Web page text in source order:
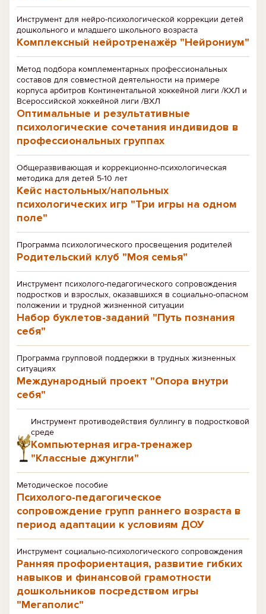
Инструмент для нейро-психологической коррекции детей
дошкольного и младшего школьного возраста
Комплексный нейротренажёр "Нейрониум"
Метод подбора комплементарных профессиональных
составов для совместной деятельности на примере
корпуса арбитров Континентальной хоккейной лиги /КХЛ и
Всероссийской хоккейной лиги /ВХЛ
Оптимальные и результативные
психологические сочетания индивидов в
профессиональных группах
Общеразвивающая и коррекционно-психологическая
методика для детей 5-10 лет
Кейс настольных/напольных
психологических игр "Три игры на одном
поле"
Программа психологического просвещения родителей
Родительский клуб "Моя семья"
Инструмент психолого-педагогического сопровождения
подростков и взрослых, оказавшихся в социально-опасном
положении и трудной жизненной ситуации
Набор буклетов-заданий "Путь познания
себя"
Программа групповой поддержки в трудных жизненных
ситуациях
Международный проект "Опора внутри
себя"
Инструмент противодействия буллингу в подростковой
среде
Компьютерная игра-тренажер
"Классные джунгли"
Методическое пособие
Психолого-педагогическое
сопровождение групп раннего возраста в
период адаптации к условиям ДОУ
Инструмент социально-психологического сопровождения
Ранняя профориентация, развитие гибких
навыков и финансовой грамотности
дошкольников посредством игры
"Мегаполис"